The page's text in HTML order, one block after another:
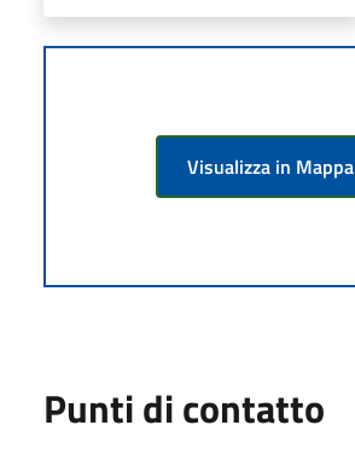
Visualizza in Mappa
Punti di contatto